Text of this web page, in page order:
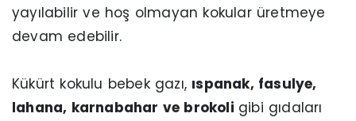
yayılabilir ve hoş olmayan kokular üretmeye
devam edebilir.
Kükürt kokulu bebek gazı, ıspanak, fasulye,
lahana, karnabahar ve brokoli gibi gıdaları